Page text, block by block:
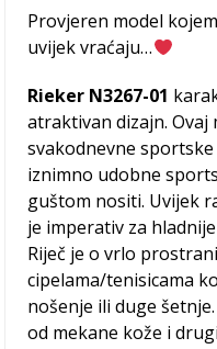
Provjeren model
uvijek vraćaju…
Rieker N3267-01
atraktivan dizajn. Ovaj
svakodnevne
iznimno udobne
guštom nositi. Uvijek
je imperativ za
Riječ je o vrlo
cipelama/tenisicama
nošenje ili duge
od mekane kože i